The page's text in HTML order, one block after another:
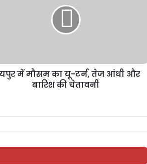
में मौसम का यू-टर्न, तेज आंधी और
बारिश की चेतावनी